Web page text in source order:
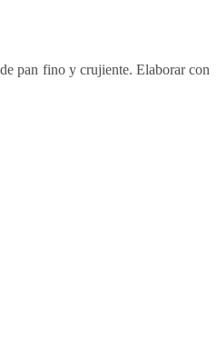
pan fino y crujiente. Elaborar con